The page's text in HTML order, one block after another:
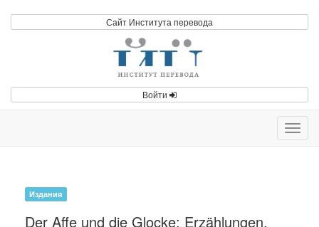
Сайт Института перевода
Войти
Издания
Der Affe und die Glocke: Erzählungen,